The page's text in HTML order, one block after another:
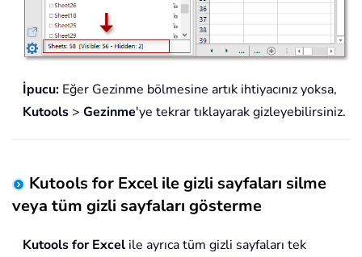
İpucu: Eğer Gezinme bölmesine artık ihtiyacınız yoksa,
Kutools > Gezinme'ye tekrar tıklayarak gizleyebilirsiniz.
Kutools for Excel ile gizli sayfaları silme
veya tüm gizli sayfaları gösterme
Kutools for Excel ile ayrıca tüm gizli sayfaları tek